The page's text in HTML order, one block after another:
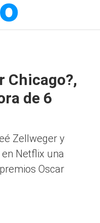
Chicago?,
de 6
Zellweger y
Netflix una
Oscar